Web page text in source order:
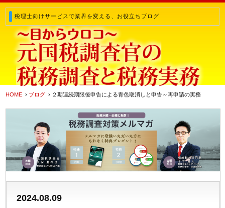
税理士向けサービスで業界を変える、お役立ちブログ
HOME › ブログ › ２期連続期限後申告による青色取消しと申告～再申請の実務
2024.08.09